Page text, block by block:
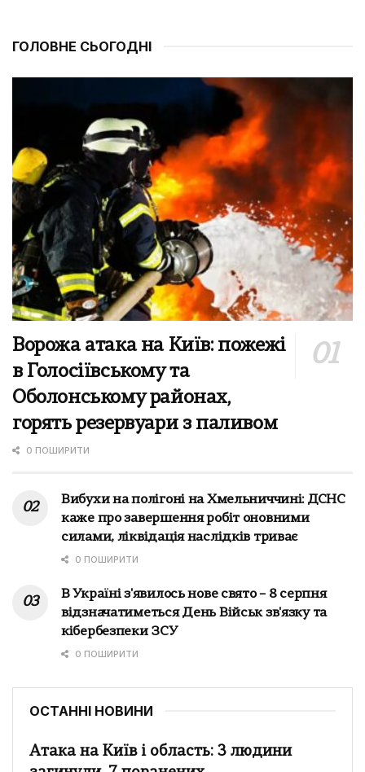
ГОЛОВНЕ СЬОГОДНІ
Ворожа атака на Київ: пожежі
в Голосіївському та
Оболонському районах,
горять резервуари з паливом
0 ПОШИРИТИ
Вибухи на полігоні на Хмельниччині: ДСНС
каже про завершення робіт оновними
силами, ліквідація наслідків триває
0 ПОШИРИТИ
В Україні з'явилось нове свято – 8 серпня
відзначатиметься День Військ зв'язку та
кібербезпеки ЗСУ
0 ПОШИРИТИ
ОСТАННІ НОВИНИ
Атака на Київ і область: 3 людини